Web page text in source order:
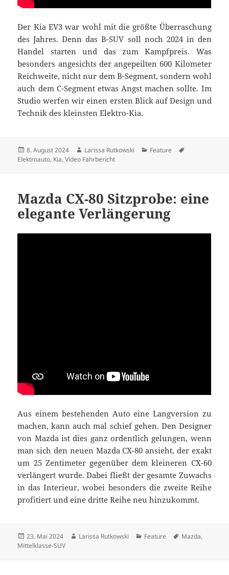
Der Kia EV3 war wohl mit die größte Überraschung
des Jahres. Denn das B-SUV soll noch 2024 in den
Handel starten und das zum Kampfpreis. Was
besonders angesichts der angepeilten 600 Kilometer
Reichweite, nicht nur dem B-Segment, sondern wohl
auch dem C-Segment etwas Angst machen sollte. Im
Studio werfen wir einen ersten Blick auf Design und
Technik des kleinsten Elektro-Kia.
Veröffentlicht
am
8. August 2024 Autor
Larissa Rutkowski Kategorien
Feature
Elektroauto, Kia,Video Fahrbericht
Mazda CX-80 Sitzprobe: eine
elegante Verlängerung
Aus einem bestehenden Auto eine Langversion zu
machen, kann auch mal schief gehen. Den Designer
von Mazda ist dies ganz ordentlich gelungen, wenn
man sich den neuen Mazda CX-80 ansieht, der exakt
um 25 Zentimeter gegenüber dem kleineren CX-60
verlängert wurde. Dabei fließt der gesamte Zuwachs
in das Interieur, wobei besonders die zweite Reihe
profitiert und eine dritte Reihe neu hinzukommt.
Veröffentlicht
am
23. Mai 2024 Autor
Larissa Rutkowski Kategorien
Feature Schlagwörter
Mazda,
Mittelklasse-SUV